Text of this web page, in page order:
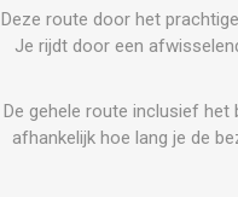
Deze route door het
Je rijdt door een
De gehele route inclusief het
afhankelijk hoe lang je de